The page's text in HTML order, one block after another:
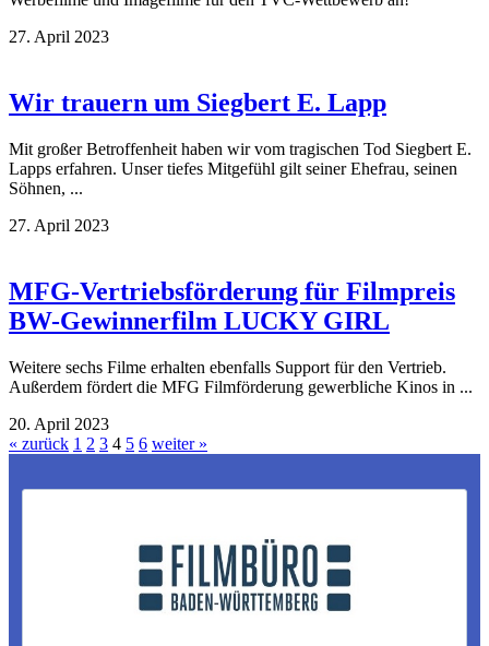
27. April 2023
Wir trauern um Siegbert E. Lapp
Mit großer Betroffenheit haben wir vom tragischen Tod Siegbert E.
Lapps erfahren. Unser tiefes Mitgefühl gilt seiner Ehefrau, seinen
Söhnen, ...
27. April 2023
MFG-Vertriebs­förderung für Filmpreis
BW-Gewinnerfilm LUCKY GIRL
Weitere sechs Filme erhalten ebenfalls Support für den Vertrieb.
Außerdem fördert die MFG Filmförderung gewerbliche Kinos in ...
20. April 2023
« zurück 1 2 3 4 5 6 weiter »